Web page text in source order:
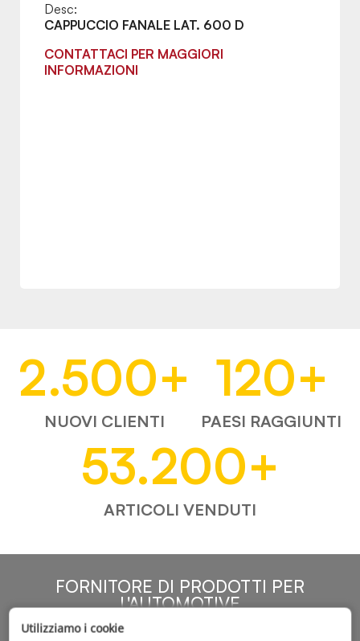
Desc:
CAPPUCCIO FANALE LAT. 600 D
CONTATTACI PER MAGGIORI
INFORMAZIONI
2.500+
NUOVI CLIENTI
120+
PAESI RAGGIUNTI
53.200+
ARTICOLI VENDUTI
FORNITORE DI PRODOTTI PER
L'AUTOMOTIVE
Utilizziamo i cookie